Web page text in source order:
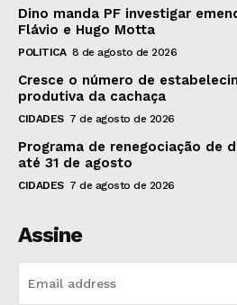
Dino manda PF investigar
Flávio e Hugo Motta
POLITICA 8 de agosto de 2026
Cresce o número de
produtiva da cachaça
CIDADES 7 de agosto de 2026
Programa de renegociação de
até 31 de agosto
CIDADES 7 de agosto de 2026
Assine